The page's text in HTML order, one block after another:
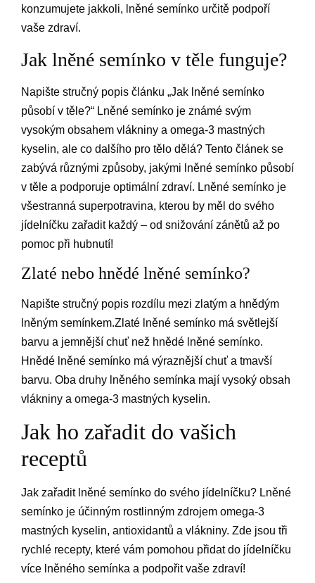
konzumujete jakkoli, lněné semínko určitě podpoří
vaše zdraví.
Jak lněné semínko v těle funguje?
Napište stručný popis článku „Jak lněné semínko
působí v těle?“ Lněné semínko je známé svým
vysokým obsahem vlákniny a omega-3 mastných
kyselin, ale co dalšího pro tělo dělá? Tento článek se
zabývá různými způsoby, jakými lněné semínko působí
v těle a podporuje optimální zdraví. Lněné semínko je
všestranná superpotravina, kterou by měl do svého
jídelníčku zařadit každý – od snižování zánětů až po
pomoc při hubnutí!
Zlaté nebo hnědé lněné semínko?
Napište stručný popis rozdílu mezi zlatým a hnědým
lněným semínkem.Zlaté lněné semínko má světlejší
barvu a jemnější chuť než hnědé lněné semínko.
Hnědé lněné semínko má výraznější chuť a tmavší
barvu. Oba druhy lněného semínka mají vysoký obsah
vlákniny a omega-3 mastných kyselin.
Jak ho zařadit do vašich
receptů
Jak zařadit lněné semínko do svého jídelníčku? Lněné
semínko je účinným rostlinným zdrojem omega-3
mastných kyselin, antioxidantů a vlákniny. Zde jsou tři
rychlé recepty, které vám pomohou přidat do jídelníčku
více lněného semínka a podpořit vaše zdraví!